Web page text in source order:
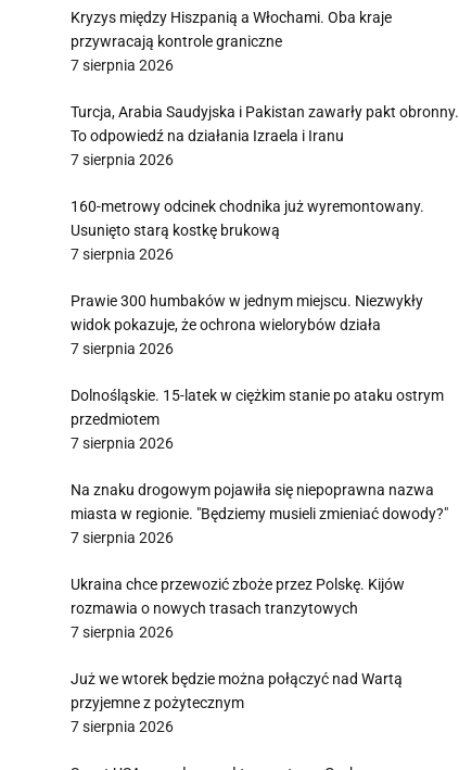
Kryzys między Hiszpanią a Włochami. Oba kraje
przywracają kontrole graniczne
7 sierpnia 2026
Turcja, Arabia Saudyjska i Pakistan zawarły pakt obronny.
To odpowiedź na działania Izraela i Iranu
7 sierpnia 2026
160-metrowy odcinek chodnika już wyremontowany.
Usunięto starą kostkę brukową
7 sierpnia 2026
Prawie 300 humbaków w jednym miejscu. Niezwykły
widok pokazuje, że ochrona wielorybów działa
7 sierpnia 2026
Dolnośląskie. 15-latek w ciężkim stanie po ataku ostrym
przedmiotem
7 sierpnia 2026
Na znaku drogowym pojawiła się niepoprawna nazwa
miasta w regionie. "Będziemy musieli zmieniać dowody?"
7 sierpnia 2026
Ukraina chce przewozić zboże przez Polskę. Kijów
rozmawia o nowych trasach tranzytowych
7 sierpnia 2026
Już we wtorek będzie można połączyć nad Wartą
przyjemne z pożytecznym
7 sierpnia 2026